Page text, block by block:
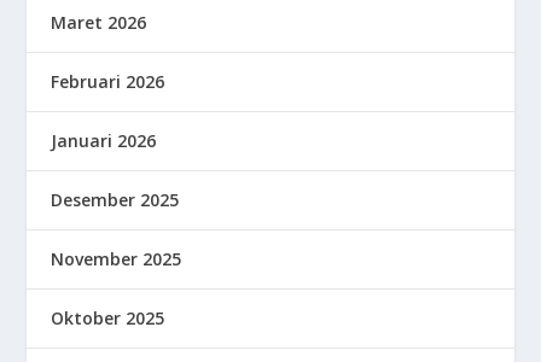
Maret 2026
Februari 2026
Januari 2026
Desember 2025
November 2025
Oktober 2025